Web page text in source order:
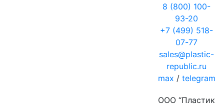
8 (800) 100-
93-20
+7 (499) 518-
07-77
sales@plastic-
republic.ru
max / telegram
ООО “Пластик